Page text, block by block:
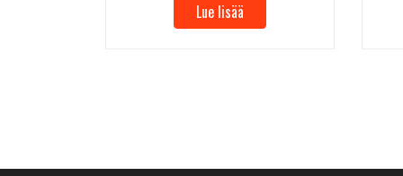
Lue lisää